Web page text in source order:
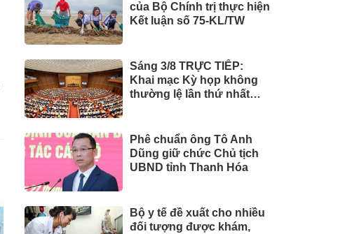
của Bộ Chính trị thực hiện
Kết luận số 75-KL/TW
Sáng 3/8 TRỰC TIẾP:
Khai mạc Kỳ họp không
thường lệ lần thứ nhất
Phê chuẩn ông Tô Anh
Dũng giữ chức Chủ tịch
UBND tỉnh Thanh Hóa
Bộ y tế đề xuất cho nhiều
đối tượng được khám,